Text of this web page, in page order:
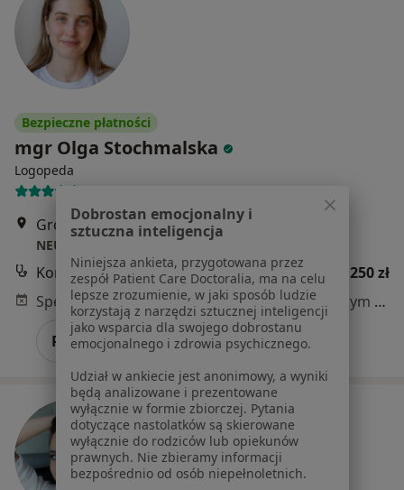
Bezpieczne płatności
mgr Olga Stochmalska
Logopeda
Grójecka 41/1, Warszawa•Mapa
NEURO Terapia Mowy- Praktyka Prywatna
Konsultacja logopedyczna
250 zł
Specjalista nie oferuje umawiania online pod tym adresem.
Poproś o wizytę
Dobrostan emocjonalny i
sztuczna inteligencja
Niniejsza ankieta, przygotowana przez
zespół Patient Care Doctoralia, ma na celu
lepsze zrozumienie, w jaki sposób ludzie
korzystają z narzędzi sztucznej inteligencji
jako wsparcia dla swojego dobrostanu
emocjonalnego i zdrowia psychicznego.
Udział w ankiecie jest anonimowy, a wyniki
będą analizowane i prezentowane
wyłącznie w formie zbiorczej. Pytania
dotyczące nastolatków są skierowane
wyłącznie do rodziców lub opiekunów
prawnych. Nie zbieramy informacji
bezpośrednio od osób niepełnoletnich.